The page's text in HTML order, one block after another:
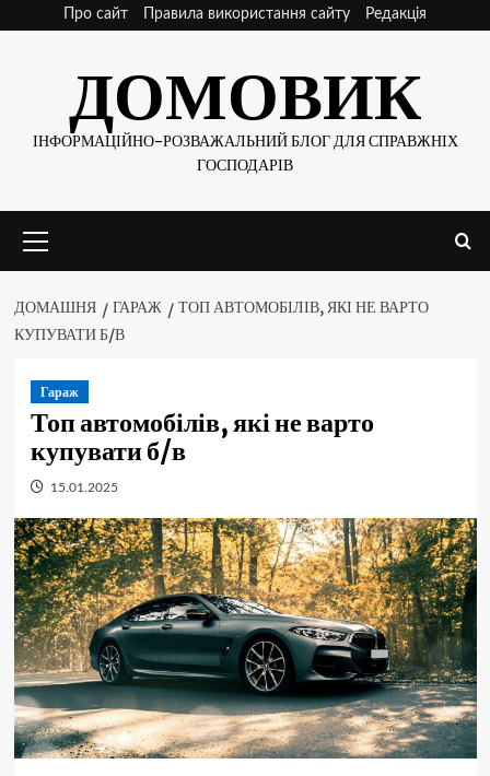
Про сайт Правила використання сайту Редакція
ДОМОВИК
ІНФОРМАЦІЙНО-РОЗВАЖАЛЬНИЙ БЛОГ ДЛЯ СПРАВЖНІХ
ГОСПОДАРІВ
меню
ДОМАШНЯ ГАРАЖ
ТОП АВТОМОБІЛІВ, ЯКІ НЕ ВАРТО
КУПУВАТИ Б/В
Гараж
Топ автомобілів, які не варто
купувати б/в
15.01.2025